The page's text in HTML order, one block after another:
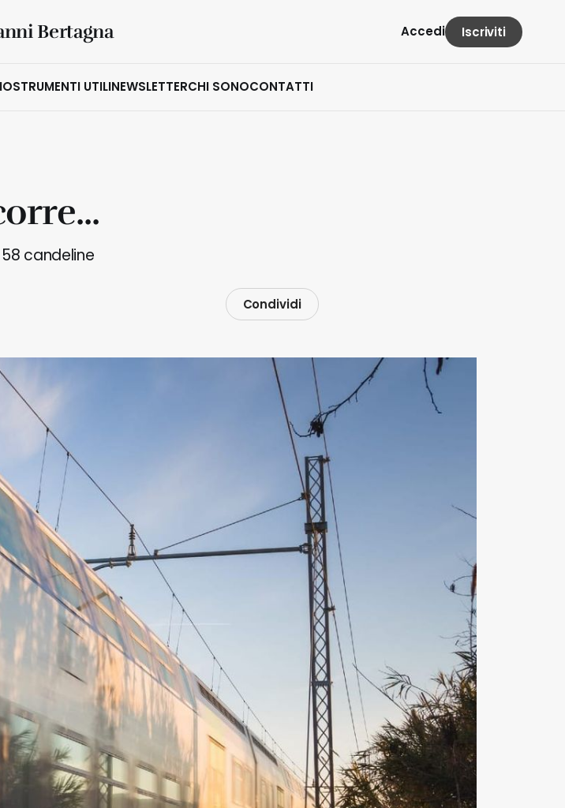
Bertagna
STRUMENTI UTILINEWSLETTERCHI SONOCONTATTI
Accedi Iscriviti
candeline
Condividi